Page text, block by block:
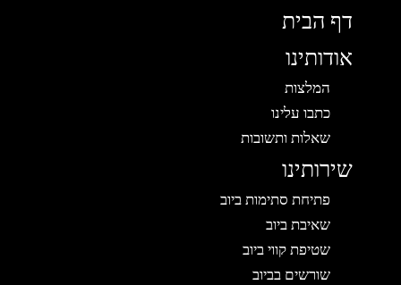
דף הבית
אודותינו
המלצות
כתבו עלינו
שאלות ותשובות
שירותינו
פתיחת סתימות ביוב
שאיבת ביוב
שטיפת קווי ביוב
שורשים בביוב